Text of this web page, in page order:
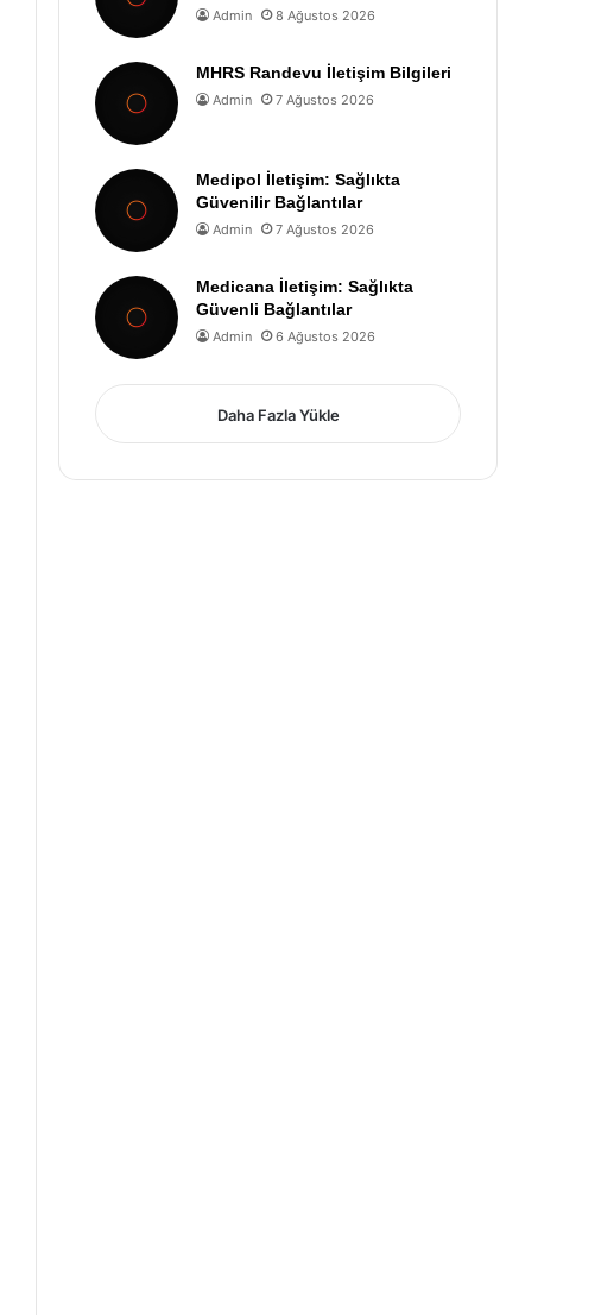
Admin 8 Ağustos 2026
MHRS Randevu İletişim Bilgileri
Admin 7 Ağustos 2026
Medipol İletişim: Sağlıkta
Güvenilir Bağlantılar
Admin 7 Ağustos 2026
Medicana İletişim: Sağlıkta
Güvenli Bağlantılar
Admin 6 Ağustos 2026
Daha Fazla Yükle